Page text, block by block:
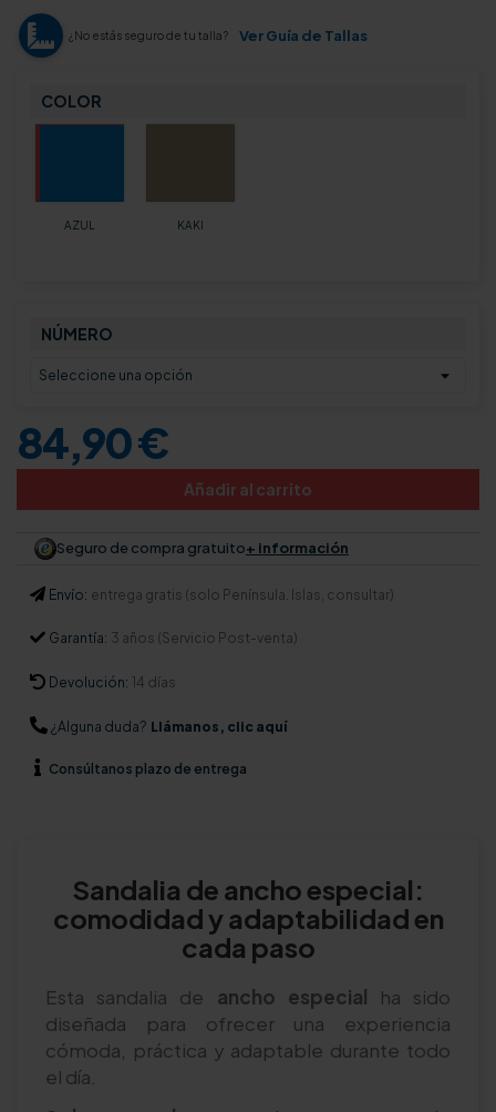
¿No estás seguro de tu talla? Ver Guía de Tallas
COLOR
AZUL KAKI
NÚMERO
84,90 €
Añadir al carrito
Seguro de compra gratuito+ información
Envío: entrega gratis (solo Península. Islas, consultar)
Garantía: 3 años (Servicio Post-venta)
Devolución: 14 días
¿Alguna duda? Llámanos, clic aquí
Consúltanos plazo de entrega
Sandalia de ancho especial:
comodidad y adaptabilidad en
cada paso
Esta sandalia de ancho especial ha sido
diseñada para ofrecer una experiencia
cómoda, práctica y adaptable durante todo
el día.